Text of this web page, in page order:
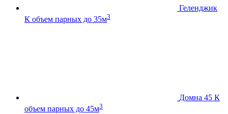
Геленджик
К объем парных до 35м3
Домна 45 К
объем парных до 45м3